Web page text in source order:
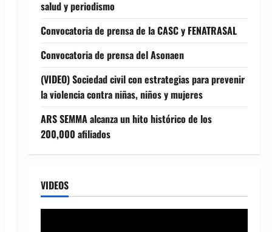
salud y periodismo
Convocatoria de prensa de la CASC y FENATRASAL
Convocatoria de prensa del Asonaen
(VIDEO) Sociedad civil con estrategias para prevenir
la violencia contra niñas, niños y mujeres
ARS SEMMA alcanza un hito histórico de los
200,000 afiliados
VIDEOS